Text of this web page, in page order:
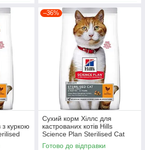
з куркою
1,5кг
–36%
Сухий корм Хіллс для
кастрованих котів Hills
Science Plan Sterilised Cat
Young Adult Chicken 3кг
Готово до відправки